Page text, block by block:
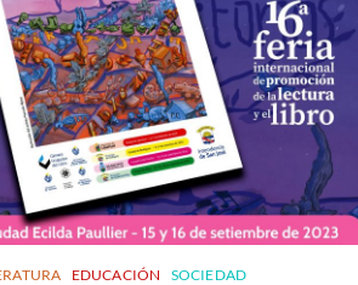
EDUCACIÓN SOCIEDAD